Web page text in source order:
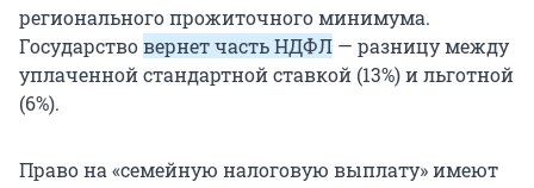
регионального прожиточного минимума.
Государствовернет часть НДФЛ — разницу между
уплаченной стандартной ставкой (13%) и льготной
(6%).
Право на «семейную налоговую выплату» имеют